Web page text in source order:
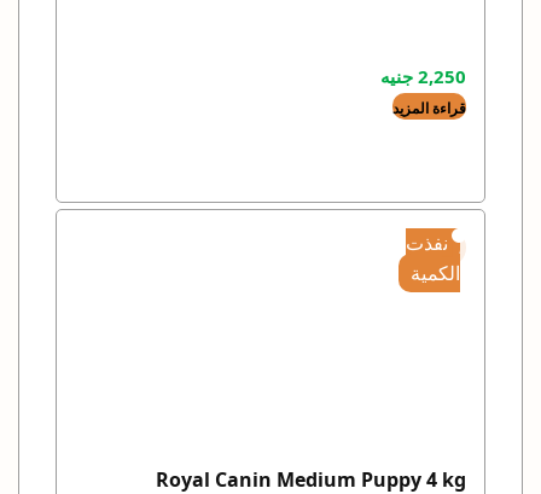
2,250 جنيه
قراءة المزيد
نفذت
الكمية
Royal Canin Medium Puppy 4 kg